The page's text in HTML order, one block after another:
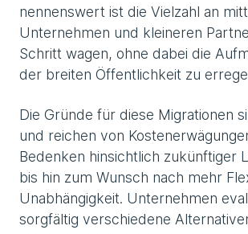
nennenswert ist die Vielzahl an
Unternehmen und kleineren
Schritt wagen, ohne dabei die
der breiten Öffentlichkeit zu
Die Gründe für diese Migrationen
und reichen von
Bedenken hinsichtlich zukünftiger
bis hin zum Wunsch nach mehr
Unabhängigkeit. Unternehmen
sorgfältig verschiedene